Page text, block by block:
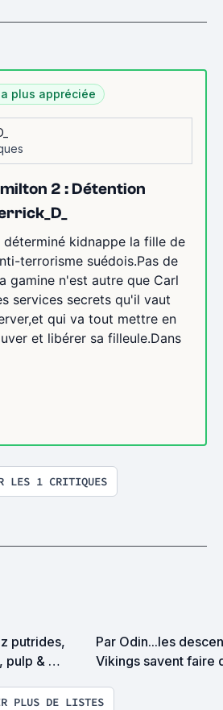
plus appréciée
2 : Détention
kidnappe la fille de
terrorisme suédois.Pas de
gamine n'est autre que Carl
services secrets qu'il vaut
qui va tout mettre en
et libérer sa filleule.Dans
LES 1 CRITIQUES
putrides,
pulp &
Par Odin...les
Vikings savent faire
PLUS DE LISTES